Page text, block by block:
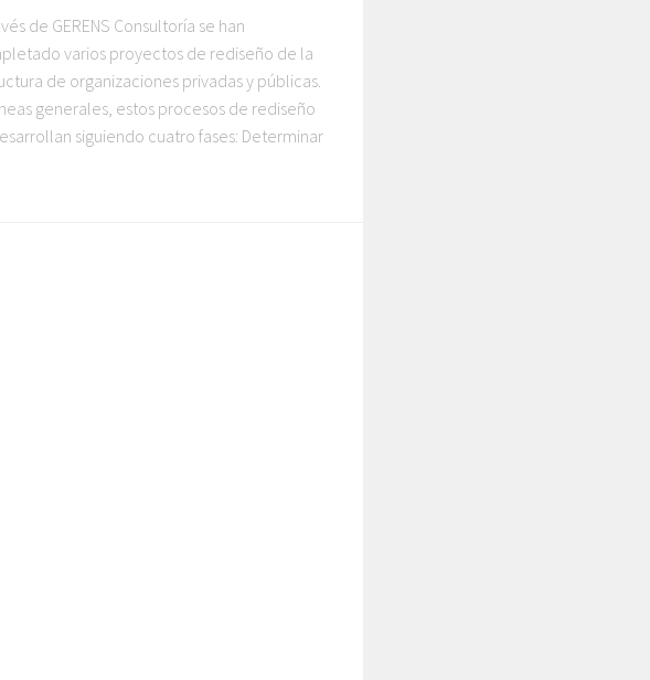
de GERENS Consultoría se han
varios proyectos de rediseño de la
de organizaciones privadas y públicas.
generales, estos procesos de rediseño
siguiendo cuatro fases: Determinar